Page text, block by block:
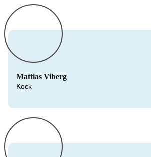
Mattias Viberg
Kock